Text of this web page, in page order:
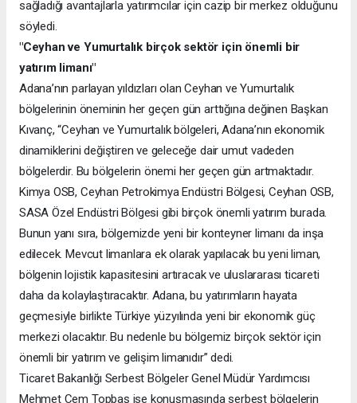
sağladığı avantajlarla yatırımcılar için cazip bir merkez olduğunu
söyledi.
"Ceyhan ve Yumurtalık birçok sektör için önemli bir
yatırım limanı"
Adana’nın parlayan yıldızları olan Ceyhan ve Yumurtalık
bölgelerinin öneminin her geçen gün arttığına değinen Başkan
Kıvanç, “Ceyhan ve Yumurtalık bölgeleri, Adana’nın ekonomik
dinamiklerini değiştiren ve geleceğe dair umut vadeden
bölgelerdir. Bu bölgelerin önemi her geçen gün artmaktadır.
Kimya OSB, Ceyhan Petrokimya Endüstri Bölgesi, Ceyhan OSB,
SASA Özel Endüstri Bölgesi gibi birçok önemli yatırım burada.
Bunun yanı sıra, bölgemizde yeni bir konteyner limanı da inşa
edilecek. Mevcut limanlara ek olarak yapılacak bu yeni liman,
bölgenin lojistik kapasitesini artıracak ve uluslararası ticareti
daha da kolaylaştıracaktır. Adana, bu yatırımların hayata
geçmesiyle birlikte Türkiye yüzyılında yeni bir ekonomik güç
merkezi olacaktır. Bu nedenle bu bölgemiz birçok sektör için
önemli bir yatırım ve gelişim limanıdır” dedi.
Ticaret Bakanlığı Serbest Bölgeler Genel Müdür Yardımcısı
Mehmet Cem Topbaş ise konuşmasında serbest bölgelerin